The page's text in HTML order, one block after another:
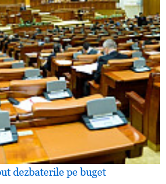
dezbaterile pe buget